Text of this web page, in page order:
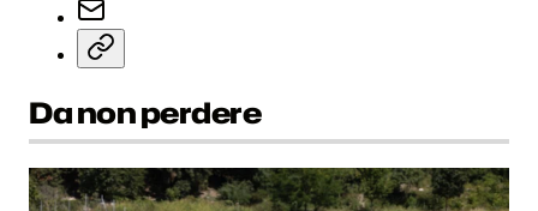
Da non perdere